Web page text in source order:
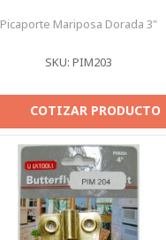
Picaporte Mariposa Dorada 3"
SKU: PIM203
COTIZAR PRODUCTO